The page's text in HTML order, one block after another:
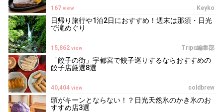
Keyko
167 view
日帰り旅行や1泊2日におすすめ！週末は那須・日光
で滝めぐり
Tripα編集部
15,862 view
「餃子の街」宇都宮で餃子巡りするならおすすめの
餃子店厳選8選
coldbrew
40,404 view
頭がキーンとならない！？日光天然氷のかき氷のお
すすめ店3選